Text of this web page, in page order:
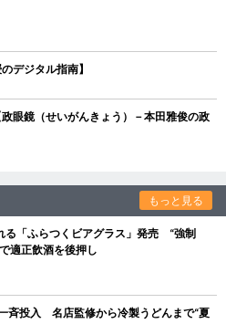
デジタル指南】
眼鏡（せいがんきょう）－本田雅俊の政
もっと見る
る「ふらつくビアグラス」発売 “強制
適正飲酒を後押し
斉投入 名店監修から冷製うどんまで“夏